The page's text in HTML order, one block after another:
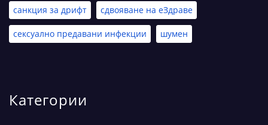
санкция за дрифт сдвояване на еЗдраве
сексуално предавани инфекции шумен
Категории